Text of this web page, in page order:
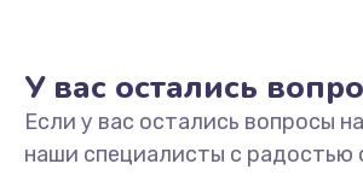
У вас остались
Если у вас остались вопросы
наши специалисты с радостью